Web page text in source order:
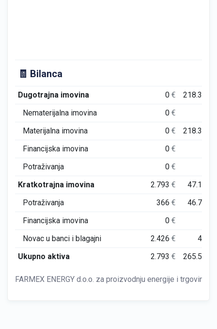
🧾 Bilanca
Dugotrajna imovina 0€ 218.350
Nematerijalna imovina
0€
Materijalna imovina
0€ 218.350
Financijska imovina
0€
Potraživanja
0€
Kratkotrajna imovina
2.793€ 47.197
Potraživanja
366€ 46.760
Financijska imovina
0€
Novac u banci i blagajni
2.426€ 437
Ukupno aktiva
2.793€ 265.548
FARMEX ENERGY d.o.o. za proizvodnju energije i trgovinu